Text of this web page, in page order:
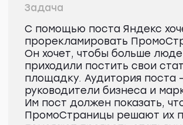
через тематические статьи,
которые размещаются во всей
Рекламной сети Яндекса. Кому
показать объявление,
определяет алгоритм
ПромоСтраниц: он анализирует
контент рекламодателя
и поведение пользователей
в интернете, а затем выбирает
людей, которые могут
заинтересоваться